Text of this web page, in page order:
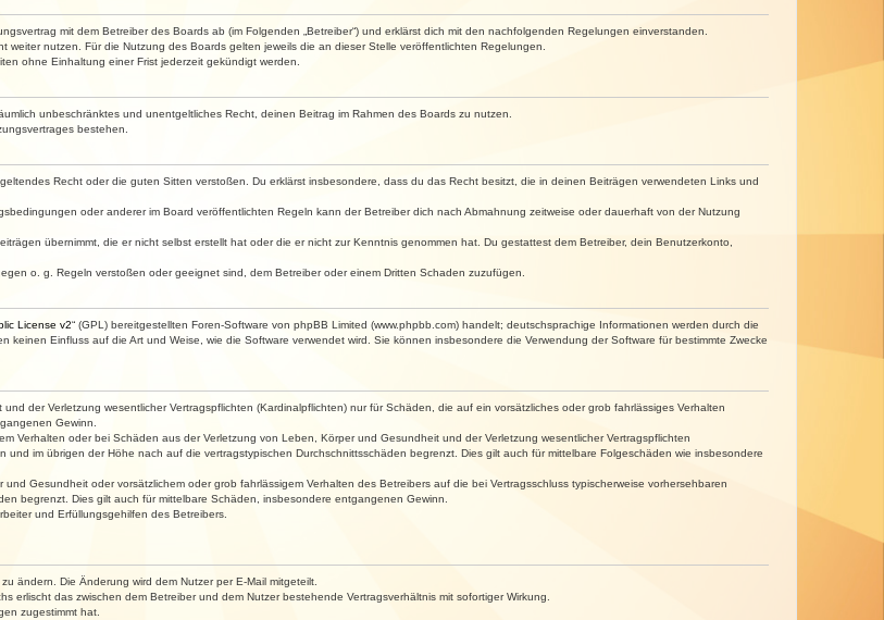
mit dem Betreiber des Boards ab (im Folgenden „Betreiber“) und erklärst dich mit den nachfolgenden Regelungen einverstanden.
nutzen. Für die Nutzung des Boards gelten jeweils die an dieser Stelle veröffentlichten Regelungen.
ohne Einhaltung einer Frist jederzeit gekündigt werden.
unbeschränktes und unentgeltliches Recht, deinen Beitrag im Rahmen des Boards zu nutzen.
bestehen.
Recht oder die guten Sitten verstoßen. Du erklärst insbesondere, dass du das Recht besitzt, die in deinen Beiträgen verwendeten Links und
oder anderer im Board veröffentlichten Regeln kann der Betreiber dich nach Abmahnung zeitweise oder dauerhaft von der Nutzung
übernimmt, die er nicht selbst erstellt hat oder die er nicht zur Kenntnis genommen hat. Du gestattest dem Betreiber, dein Benutzerkonto,
o. g. Regeln verstoßen oder geeignet sind, dem Betreiber oder einem Dritten Schaden zuzufügen.
License v2“ (GPL) bereitgestellten Foren-Software von phpBB Limited (www.phpbb.com) handelt; deutschsprachige Informationen werden durch die
Einfluss auf die Art und Weise, wie die Software verwendet wird. Sie können insbesondere die Verwendung der Software für bestimmte Zwecke
der Verletzung wesentlicher Vertragspflichten (Kardinalpflichten) nur für Schäden, die auf ein vorsätzliches oder grob fahrlässiges Verhalten
Gewinn.
Verhalten oder bei Schäden aus der Verletzung von Leben, Körper und Gesundheit und der Verletzung wesentlicher Vertragspflichten
im übrigen der Höhe nach auf die vertragstypischen Durchschnittsschäden begrenzt. Dies gilt auch für mittelbare Folgeschäden wie insbesondere
Gesundheit oder vorsätzlichem oder grob fahrlässigem Verhalten des Betreibers auf die bei Vertragsschluss typischerweise vorhersehbaren
begrenzt. Dies gilt auch für mittelbare Schäden, insbesondere entgangenen Gewinn.
und Erfüllungsgehilfen des Betreibers.
ändern. Die Änderung wird dem Nutzer per E-Mail mitgeteilt.
erlischt das zwischen dem Betreiber und dem Nutzer bestehende Vertragsverhältnis mit sofortiger Wirkung.
zugestimmt hat.